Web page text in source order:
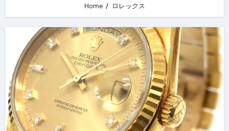
Home ロレックス